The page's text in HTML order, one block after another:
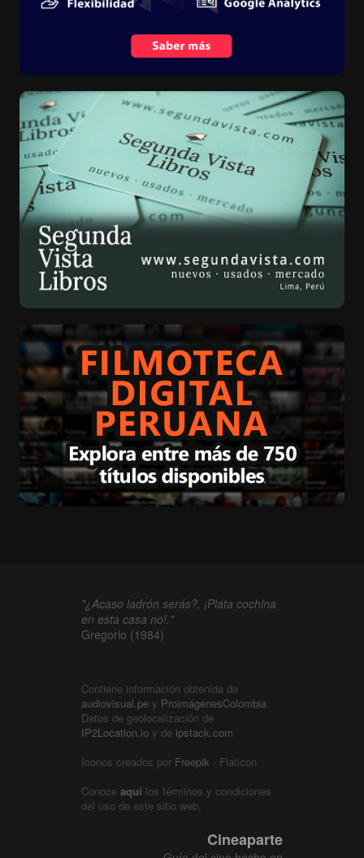
"¿Acaso ladrón serás?, ¡Plata cochina
en esta casa no!."
Gregorio (1984)
Contiene información obtenida de
audiovisual.pe y ProimágenesColombia
Datos de geolocalización de
IP2Location.io y de ipstack.com
Iconos creados por Freepik - Flaticon
Conoce aquí los términos y condiciones
del uso de este sitio web.
Cineaparte